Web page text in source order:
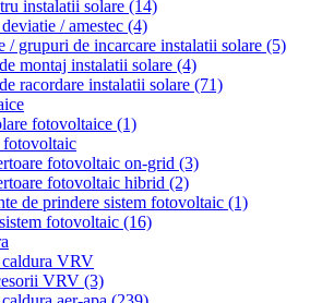
instalatii solare (14)
/ amestec (4)
/ grupuri de incarcare instalatii solare (5)
montaj instalatii solare (4)
racordare instalatii solare (71)
fotovoltaice (1)
fotovoltaic
fotovoltaic on-grid (3)
fotovoltaic hibrid (2)
de prindere sistem fotovoltaic (1)
fotovoltaic (16)
caldura VRV
VRV (3)